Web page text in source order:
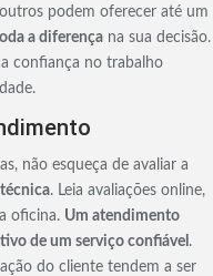
podem oferecer até um
a diferença na sua decisão.
confiança no trabalho
não esqueça de avaliar a
. Leia avaliações online,
oficina. Um atendimento
de um serviço confiável .
do cliente tendem a ser